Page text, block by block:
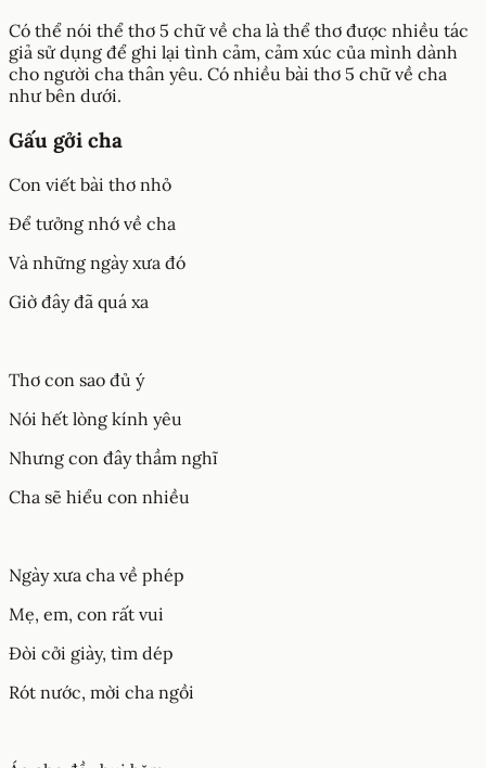
Có thể nói thể thơ 5 chữ về cha là thể thơ được nhiều tác
giả sử dụng để ghi lại tình cảm, cảm xúc của mình dành
cho người cha thân yêu. Có nhiều bài thơ 5 chữ về cha
như bên dưới.
Gấu gởi cha
Con viết bài thơ nhỏ
Để tưởng nhớ về cha
Và những ngày xưa đó
Giờ đây đã quá xa
Thơ con sao đủ ý
Nói hết lòng kính yêu
Nhưng con đây thầm nghĩ
Cha sẽ hiểu con nhiều
Ngày xưa cha về phép
Mẹ, em, con rất vui
Đòi cởi giày, tìm dép
Rót nước, mời cha ngồi